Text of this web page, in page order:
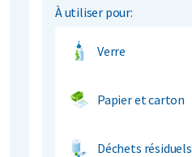
À utiliser pour:
Verre
Papier et carton
Déchets résiduels